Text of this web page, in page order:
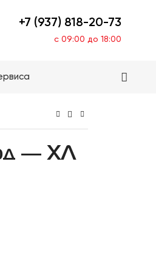
+7 (937) 818-20-73
с 09:00 до 18:00
— ХЛ